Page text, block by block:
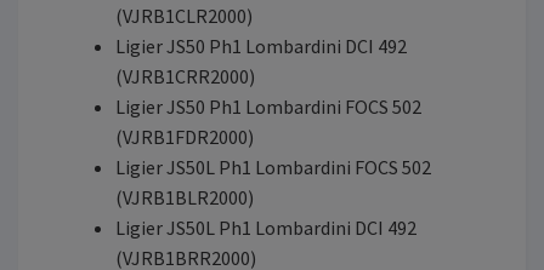
(VJRB1CLR2000)
Ligier JS50 Ph1 Lombardini DCI 492
(VJRB1CRR2000)
Ligier JS50 Ph1 Lombardini FOCS 502
(VJRB1FDR2000)
Ligier JS50L Ph1 Lombardini FOCS 502
(VJRB1BLR2000)
Ligier JS50L Ph1 Lombardini DCI 492
(VJRB1BRR2000)